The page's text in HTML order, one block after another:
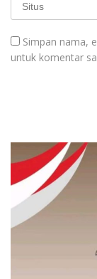
Simpan nama,
untuk komentar